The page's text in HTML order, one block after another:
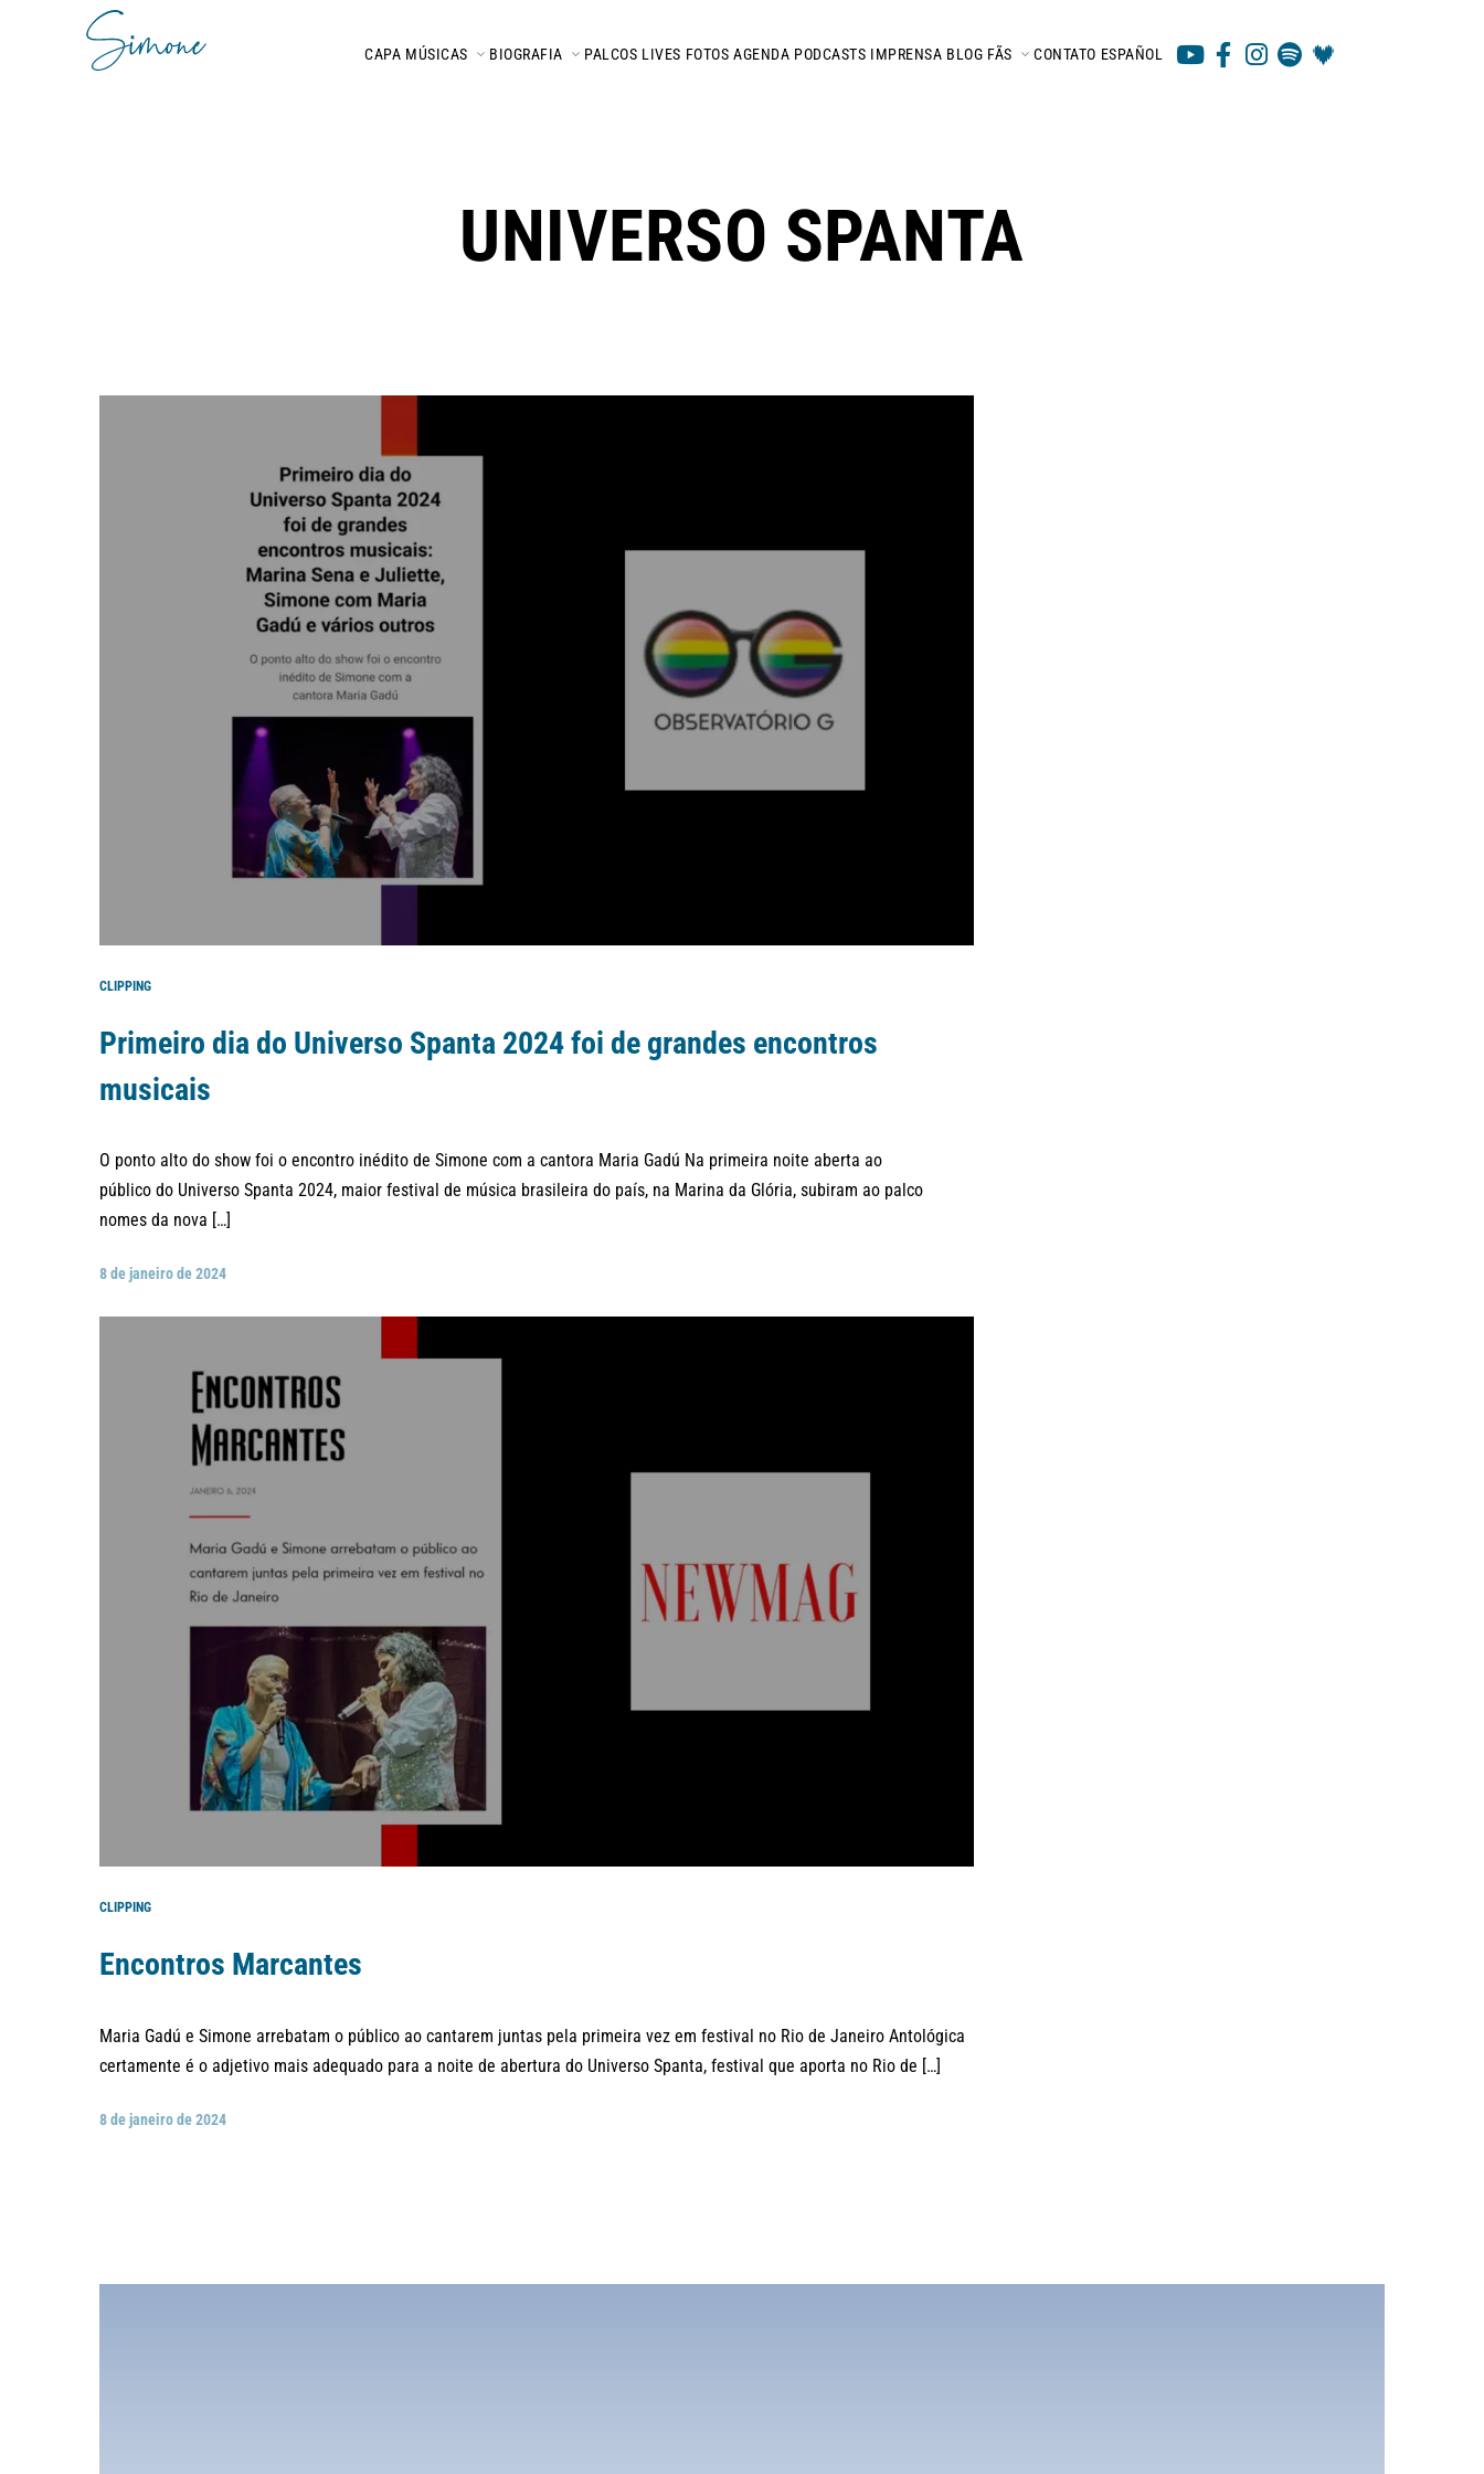
CAPA MÚSICAS BIOGRAFIA PALCOS LIVES FOTOS AGENDA PODCASTS IMPRENSA BLOG FÃS CONTATO ESPAÑOL
UNIVERSO SPANTA
CLIPPING
Primeiro dia do Universo Spanta 2024 foi de grandes encontros
musicais
O ponto alto do show foi o encontro inédito de Simone com a cantora Maria Gadú Na primeira noite aberta ao
público do Universo Spanta 2024, maior festival de música brasileira do país, na Marina da Glória, subiram ao palco
nomes da nova […]
8 de janeiro de 2024
CLIPPING
Encontros Marcantes
Maria Gadú e Simone arrebatam o público ao cantarem juntas pela primeira vez em festival no Rio de Janeiro Antológica
certamente é o adjetivo mais adequado para a noite de abertura do Universo Spanta, festival que aporta no Rio de […]
8 de janeiro de 2024